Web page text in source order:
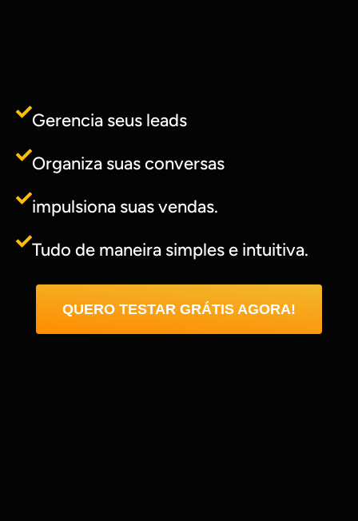
Gerencia seus leads
Organiza suas conversas
impulsiona suas vendas.
Tudo de maneira simples e intuitiva.
QUERO TESTAR GRÁTIS AGORA!